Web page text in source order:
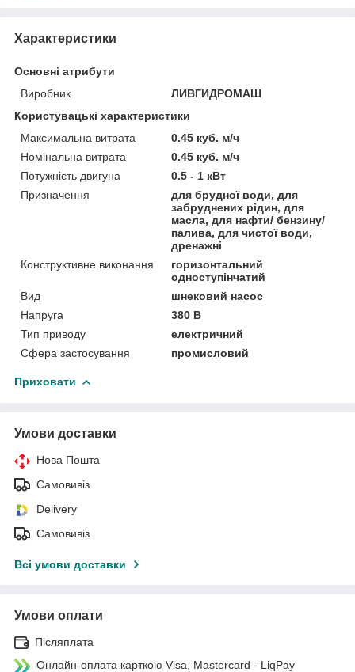
Характеристики
Основні атрибути
Виробник
ЛИВГИДРОМАШ
Користувацькi характеристики
Максимальна витрата
0.45 куб. м/ч
Номінальна витрата
0.45 куб. м/ч
Потужність двигуна
0.5 - 1 кВт
Призначення
для брудної води, для
забруднених рідин, для
масла, для нафти/ бензину/
палива, для чистої води,
дренажні
Конструктивне виконання
горизонтальний
одноступінчатий
Вид
шнековий насос
Напруга
380 В
Тип приводу
електричний
Сфера застосування
промисловий
Приховати
Умови доставки
Нова Пошта
Самовивіз
Delivery
Самовивіз
Всі умови доставки
Умови оплати
Післяплата
Онлайн-оплата карткою Visa, Mastercard - LiqPay